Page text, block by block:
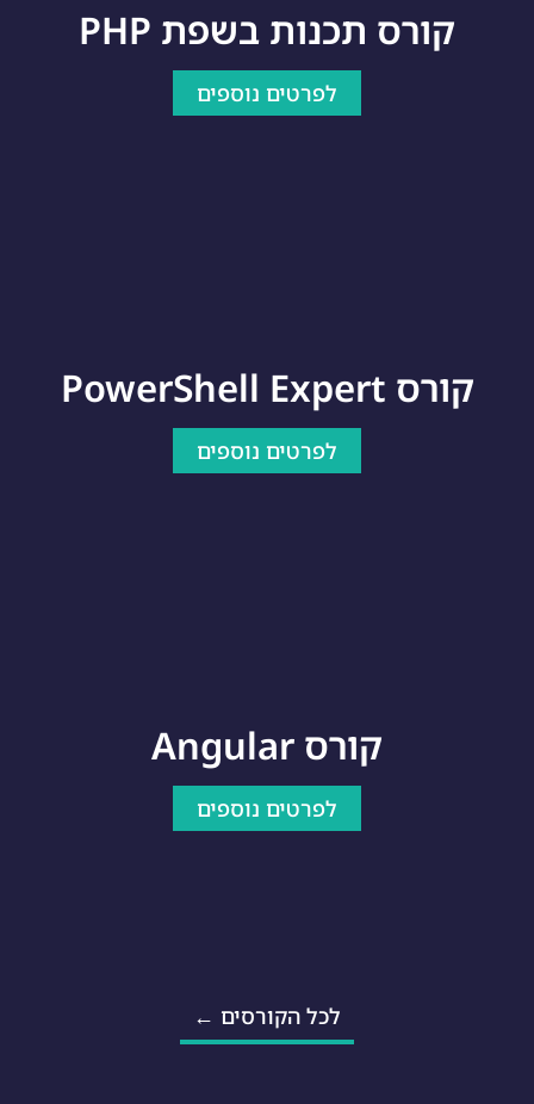
קורס תכנות בשפת PHP
לפרטים נוספים
קורס PowerShell Expert
לפרטים נוספים
קורס Angular
לפרטים נוספים
לכל הקורסים ←